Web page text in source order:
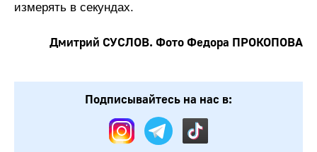
измерять в секундах.
Дмитрий СУСЛОВ. Фото Федора ПРОКОПОВА
Подписывайтесь на нас в: